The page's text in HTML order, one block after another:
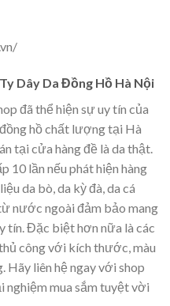
Dây Da Đồng Hồ Hà Nội
đã thể hiện sự uy tín của
hồ chất lượng tại Hà
tại cửa hàng đề là da thật.
10 lần nếu phát hiện hàng
da bò, da kỳ đà, da cá
nước ngoài đảm bảo mang
tín. Đặc biệt hơn nữa là các
công với kích thước, màu
Hãy liên hệ ngay với shop
mua sắm tuyệt vời